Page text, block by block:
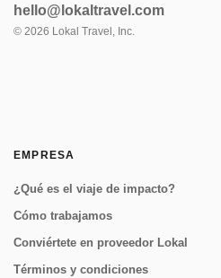
hello@lokaltravel.com
© 2026 Lokal Travel, Inc.
EMPRESA
¿Qué es el viaje de impacto?
Cómo trabajamos
Conviértete en proveedor Lokal
Términos y condiciones